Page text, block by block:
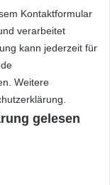
Kontaktformular
verarbeitet
kann jederzeit für
Weitere
gelesen